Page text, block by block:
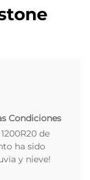
Condiciones
de
ha sido
y nieve!